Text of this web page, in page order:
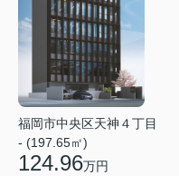
福岡市中央区天神４丁目
- (197.65㎡)
124.96万円